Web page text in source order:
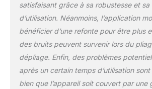
X21 dispose
de vitesse
km/h, avec
intervalles de
à la marche
une course
pouvez régler
satisfaisant grâce à sa robustesse et sa
d’utilisation. Néanmoins, l’application
bénéficier d’une refonte pour être plus
des bruits peuvent survenir lors du
dépliage. Enfin, des problèmes
après un certain temps d’utilisation
bien que l’appareil soit couvert par une